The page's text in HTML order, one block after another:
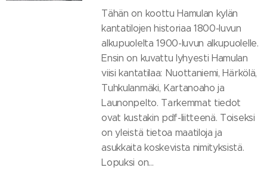
Tähän on koottu Hamulan kylän
kantatilojen historiaa 1800-luvun
alkupuolelta 1900-luvun alkupuolelle.
Ensin on kuvattu lyhyesti Hamulan
viisi kantatilaa: Nuottaniemi, Härkölä,
Tuhkulanmäki, Kartanoaho ja
Launonpelto. Tarkemmat tiedot
ovat kustakin pdf-liitteenä. Toiseksi
on yleistä tietoa maatiloja ja
asukkaita koskevista nimityksistä.
Lopuksi on...